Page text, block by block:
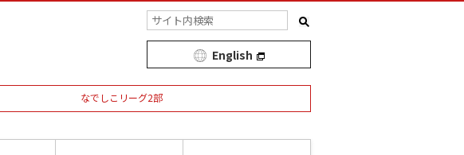
English
なでしこリーグ2部